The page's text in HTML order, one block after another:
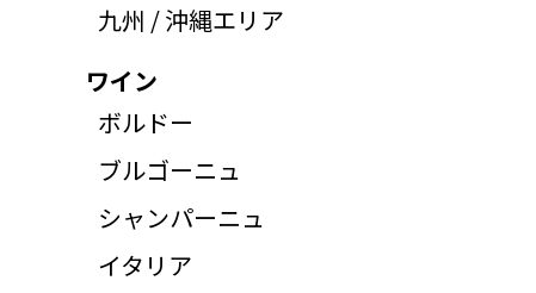
九州 / 沖縄エリア
ワイン
ボルドー
ブルゴーニュ
シャンパーニュ
イタリア